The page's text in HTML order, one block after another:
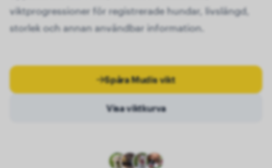
viktprogressioner för registrerade hundar, livslängd,
storlek och annan användbar information.
Spåra Mudis vikt
Visa viktkurva